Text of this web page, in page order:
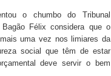
o chumbo do Tribunal
Félix considera que o
uma vez nos limiares da
social que têm de estar
deve servir o bem